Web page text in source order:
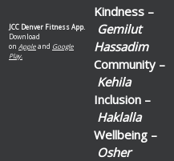
JCC Denver Fitness App.
Download
on Appleand Google
Play.
Kindness –
Gemilut
Hassadim
Community –
Kehila
Inclusion –
Haklalla
Wellbeing –
Osher